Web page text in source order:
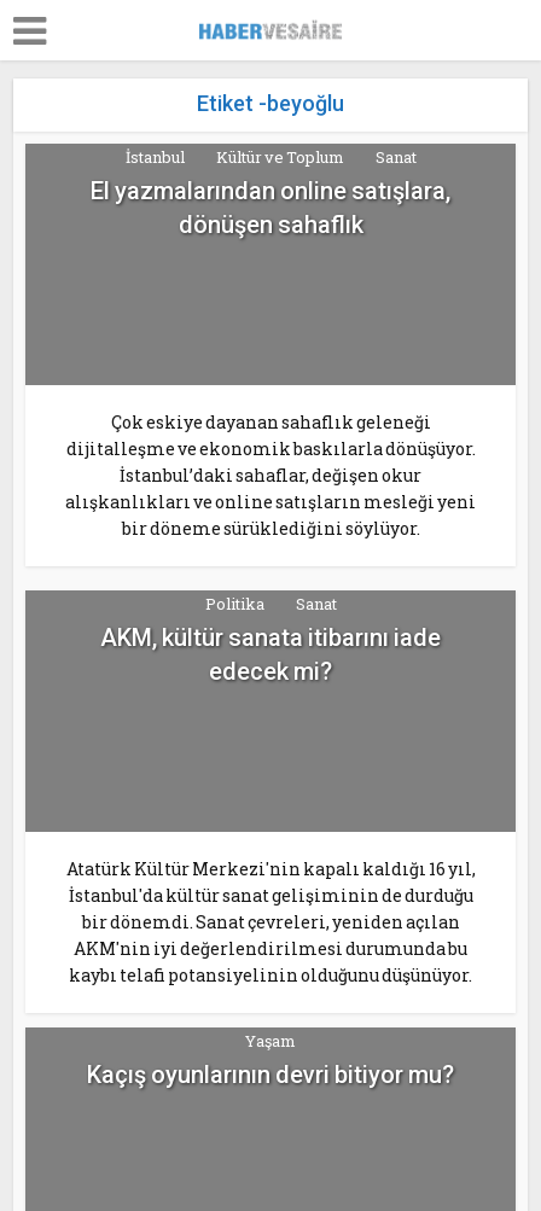
Etiket -beyoğlu
İstanbul Kültür ve Toplum Sanat
El yazmalarından online satışlara,
dönüşen sahaflık
Çok eskiye dayanan sahaflık geleneği
dijitalleşme ve ekonomik baskılarla dönüşüyor.
İstanbul’daki sahaflar, değişen okur
alışkanlıkları ve online satışların mesleği yeni
bir döneme sürüklediğini söylüyor.
Politika Sanat
AKM, kültür sanata itibarını iade
edecek mi?
Atatürk Kültür Merkezi'nin kapalı kaldığı 16 yıl,
İstanbul'da kültür sanat gelişiminin de durduğu
bir dönemdi. Sanat çevreleri, yeniden açılan
AKM'nin iyi değerlendirilmesi durumunda bu
kaybı telafi potansiyelinin olduğunu düşünüyor.
Yaşam
Kaçış oyunlarının devri bitiyor mu?